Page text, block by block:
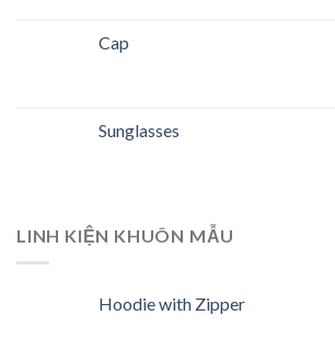
Cap
Sunglasses
LINH KIỆN KHUÔN MẪU
Hoodie with Zipper